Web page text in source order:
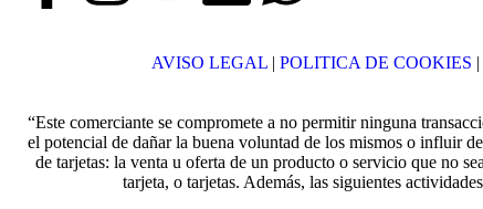
AVISO LEGAL | POLITICA DE COOKIES |
“Este comerciante se compromete a no permitir ninguna
el potencial de dañar la buena voluntad de los mismos o influir
de tarjetas: la venta u oferta de un producto o servicio que no
tarjeta, o tarjetas. Además, las siguientes